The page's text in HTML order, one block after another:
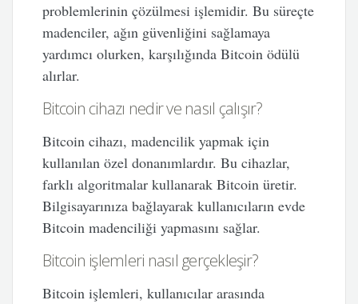
problemlerinin çözülmesi işlemidir. Bu süreçte
madenciler, ağın güvenliğini sağlamaya
yardımcı olurken, karşılığında Bitcoin ödülü
alırlar.
Bitcoin cihazı nedir ve nasıl çalışır?
Bitcoin cihazı, madencilik yapmak için
kullanılan özel donanımlardır. Bu cihazlar,
farklı algoritmalar kullanarak Bitcoin üretir.
Bilgisayarınıza bağlayarak kullanıcıların evde
Bitcoin madenciliği yapmasını sağlar.
Bitcoin işlemleri nasıl gerçekleşir?
Bitcoin işlemleri, kullanıcılar arasında